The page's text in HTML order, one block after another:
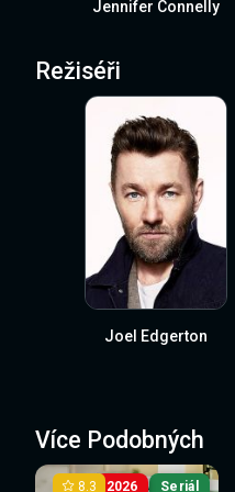
Jennifer Connelly
Režiséři
Joel Edgerton
Více Podobných
2026
8.3 Seriál